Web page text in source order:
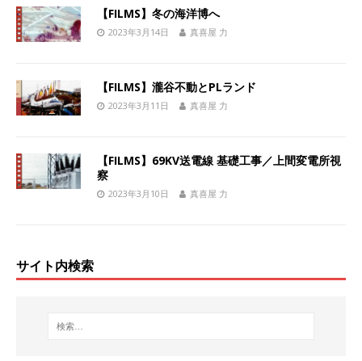
【FILMS】冬の海洋博へ
2023年3月14日 真喜屋 力
【FILMS】瀧谷不動とPLランド
2023年3月11日 真喜屋 力
【FILMS】69KV送電線 基礎工事／上間変電所視
察
2023年3月10日 真喜屋 力
サイト内検索